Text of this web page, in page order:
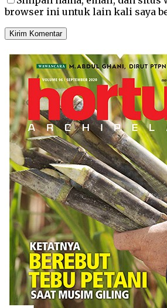
browser ini untuk lain kali saya